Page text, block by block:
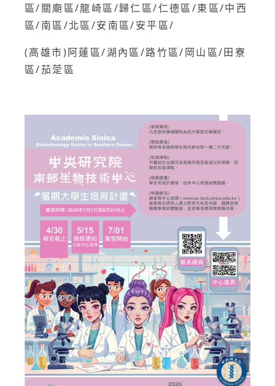
區/關廟區/龍崎區/歸仁區/仁德區/東區/中西
區/南區/北區/安南區/安平區/
(高雄市)阿蓮區/湖內區/路竹區/岡山區/田寮
區/茄萣區